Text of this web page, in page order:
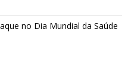
no Dia Mundial da Saúde